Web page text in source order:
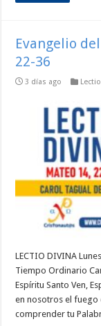
Evangelio
22-36
3 días ago
LECTIO DIVINA
Tiempo Ordinario
Espíritu Santo Ven,
en nosotros el fuego
comprender tu